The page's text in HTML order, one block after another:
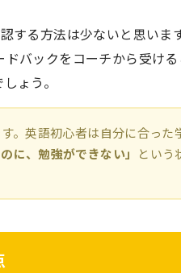
する方法は少ないと思い
バックをコーチから受け
ょう。
。英語初心者は自分に合っ
に、勉強ができない」
という